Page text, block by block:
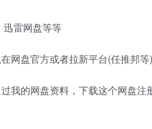
迅雷网盘等等
网盘官方或者拉新平台(任推邦等)
我的网盘资料，下载这个网盘注